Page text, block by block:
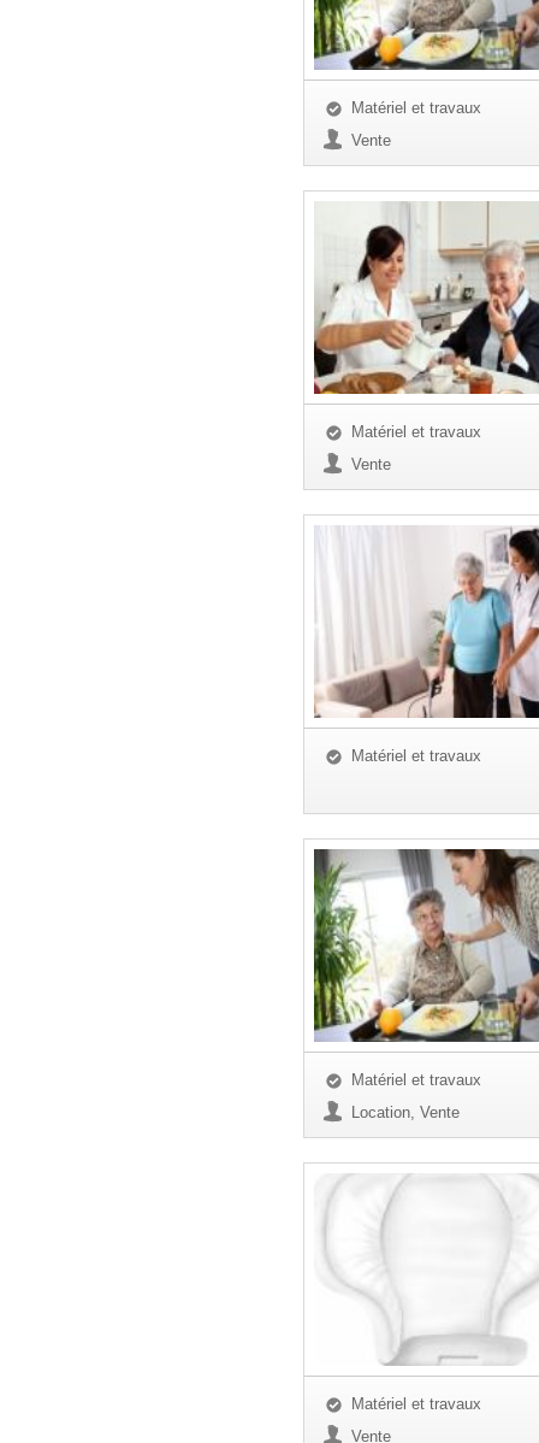
Matériel et travaux
Vente
Matériel et travaux
Vente
Matériel et travaux
Matériel et travaux
Location, Vente
Matériel et travaux
Vente